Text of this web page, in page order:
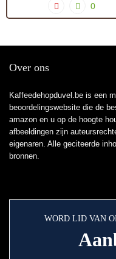
0
Over ons
Kaffeedehopduvel.be is een
beoordelingswebsite die de
amazon en u op de hoogte
afbeeldingen zijn
eigenaren. Alle geciteerde
bronnen.
WORD LID VAN